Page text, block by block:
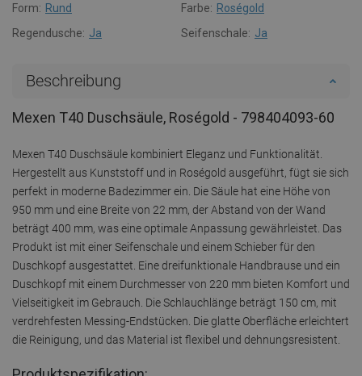
Form: Rund Farbe: Roségold
Regendusche: Ja Seifenschale: Ja
Beschreibung
Mexen T40 Duschsäule, Roségold - 798404093-60
Mexen T40 Duschsäule kombiniert Eleganz und Funktionalität.
Hergestellt aus Kunststoff und in Roségold ausgeführt, fügt sie sich
perfekt in moderne Badezimmer ein. Die Säule hat eine Höhe von
950 mm und eine Breite von 22 mm, der Abstand von der Wand
beträgt 400 mm, was eine optimale Anpassung gewährleistet. Das
Produkt ist mit einer Seifenschale und einem Schieber für den
Duschkopf ausgestattet. Eine dreifunktionale Handbrause und ein
Duschkopf mit einem Durchmesser von 220 mm bieten Komfort und
Vielseitigkeit im Gebrauch. Die Schlauchlänge beträgt 150 cm, mit
verdrehfesten Messing-Endstücken. Die glatte Oberfläche erleichtert
die Reinigung, und das Material ist flexibel und dehnungsresistent.